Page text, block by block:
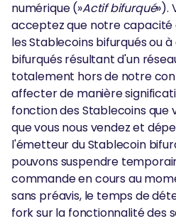
numérique (»Actif bifurqué»).
acceptez que notre
les Stablecoins bifurqués ou
bifurqués résultant d'un
totalement hors de notre
affecter de manière
fonction des Stablecoins que
que vous nous vendez et
l'émetteur du Stablecoin
pouvons suspendre
commande en cours au
sans préavis, le temps de
fork sur la fonctionnalité des